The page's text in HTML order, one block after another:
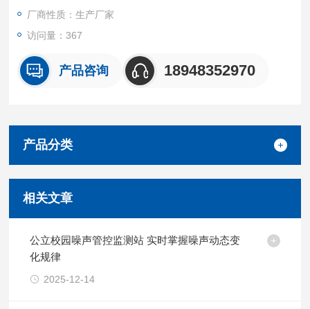
厂商性质：生产厂家
访问量：367
产品咨询 18948352970
产品分类
相关文章
公立校园噪声管控监测站 实时掌握噪声动态变
化规律
2025-12-14